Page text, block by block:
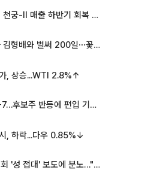
iM "LIG D&A, 천궁-II 매출 하반기 회복 전망…방산 톱픽 유지"
아옳이, 한의사 김형배와 벌써 200일⋯꽃다발 들고 "프러포즈 아냐"
, 상승...WTI 2.8%↑
MSCI 발표 D-7…후보주 반등에 편입 기대 재점화
, 하락...다우 0.85%↓
박문성, 축구협회 '성 접대' 보도에 분노…"다 말아먹으려고 작정했나"